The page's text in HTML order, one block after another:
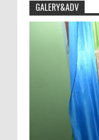
GALERY&ADV